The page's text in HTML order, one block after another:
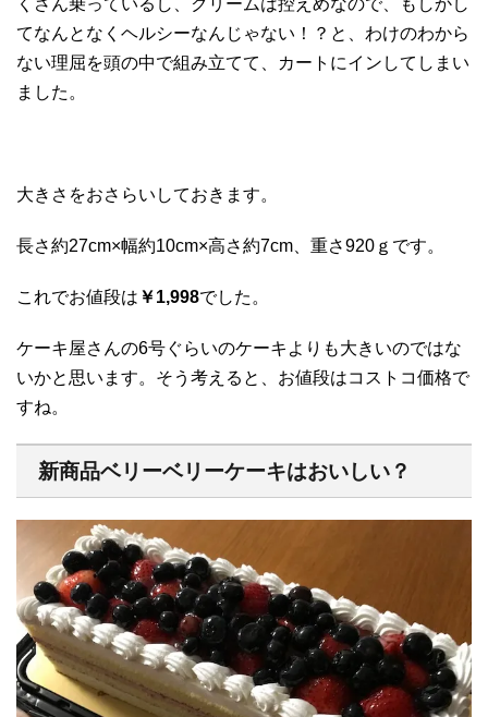
てなんとなくヘルシーなんじゃない！？と、わけのわから
ない理屈を頭の中で組み立てて、カートにインしてしまい
ました。
大きさをおさらいしておきます。
長さ約27cm×幅約10cm×高さ約7cm、重さ920ｇです。
これでお値段は ￥1,998でした。
ケーキ屋さんの6号ぐらいのケーキよりも大きいのではな
いかと思います。そう考えると、お値段はコストコ価格で
すね。
新商品ベリーベリーケーキはおいしい？